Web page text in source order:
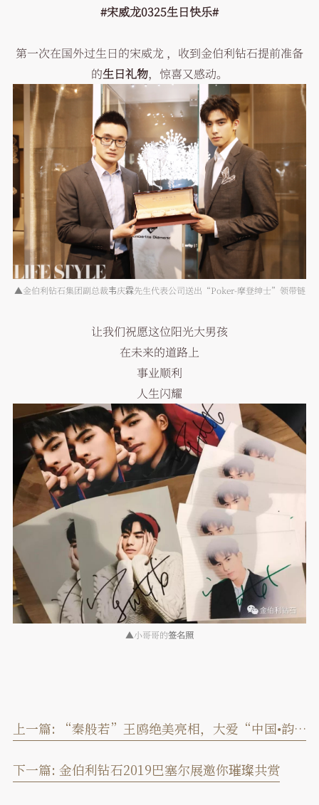
#宋威龙0325生日快乐#
第一次在国外过生日的宋威龙 ，收到金伯利钻石提前准备
的生日礼物，惊喜又感动。
▲金伯利钻石集团副总裁韦庆霖先生代表公司送出“Poker-摩登绅士”领带链
让我们祝愿这位阳光大男孩
在未来的道路上
事业顺利
人生闪耀
▲小哥哥的签名照
上一篇: “秦般若”王鸥绝美亮相，大爱“中国•韵”！
下一篇: 金伯利钻石2019巴塞尔展邀你璀璨共赏